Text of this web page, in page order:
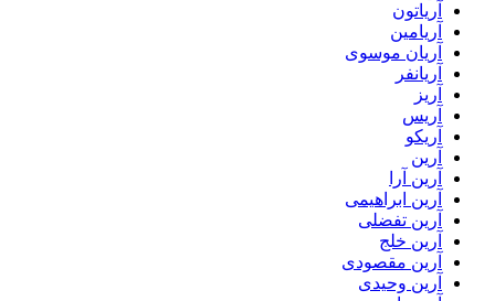
آریاتون
آریامین
آریان موسوی
آریانفر
آریز
آریس
آریکو
آرین
آرین آرا
آرین ابراهیمی
آرین تفضلی
آرین خلج
آرین مقصودی
آرین وحیدی